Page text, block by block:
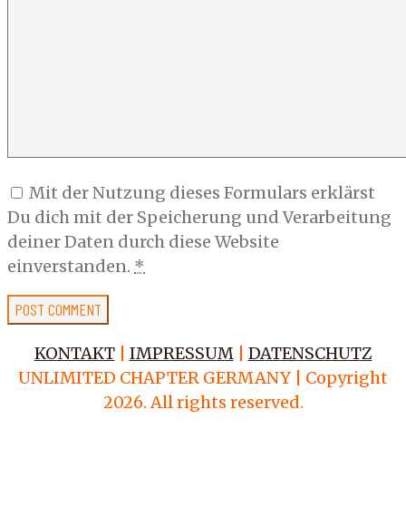
Mit der Nutzung dieses Formulars erklärst
Du dich mit der Speicherung und Verarbeitung
deiner Daten durch diese Website
einverstanden. *
KONTAKT IMPRESSUM
DATENSCHUTZ
UNLIMITED CHAPTER GERMANY | Copyright
2026. All rights reserved.